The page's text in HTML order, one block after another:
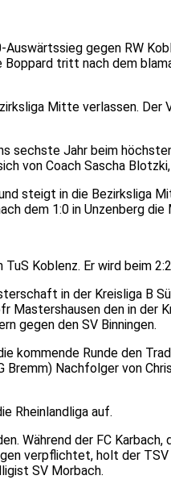
gegen RW
tritt nach dem
Mitte verlassen.
sechste Jahr beim
von Coach Sascha
steigt in die Bezirksliga
dem 1:0 in Unzenberg
Koblenz. Er wird beim
in der Kreisliga B
den in der
gegen den SV Binningen.
kommende Runde den
Nachfolger von
Rheinlandliga auf.
Während der FC
verpflichtet, holt der
SV Morbach.